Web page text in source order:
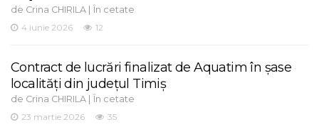
de Crina CHIRILA | În cetate
4 iunie 2026
12
Contract de lucrări finalizat de Aquatim în șase
localități din județul Timiș
de Crina CHIRILA | În cetate
23 martie 2026
35